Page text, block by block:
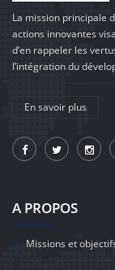
La mission principale
actions innovantes
d’en rappeler les
l’intégration du
En savoir plus
A PROPOS
Missions et